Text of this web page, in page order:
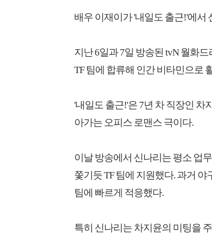
배우 이재이가 '내일도 출근!'에서
지난 6일과 7일 방송된 tvN 월화
TF 팀에 합류해 인간 비타민으로
'내일도 출근!'은 7년 차 직장인 차
아가는 오피스 로맨스 극이다.
이날 방송에서 신나리는 평소 업
쫓기듯 TF 팀에 지원했다. 과거
팀에 빠르게 적응했다.
특히 신나리는 차지윤의 미팅을